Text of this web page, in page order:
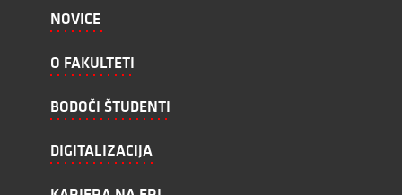
NOVICE
O FAKULTETI
BODOČI ŠTUDENTI
DIGITALIZACIJA